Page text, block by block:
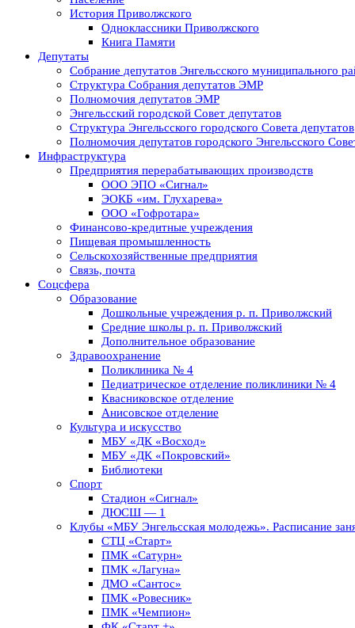
История Приволжского
Одноклассники Приволжского
Книга Памяти
Депутаты
Собрание депутатов Энгельсского муниципального
Структура Собрания депутатов ЭМР
Полномочия депутатов ЭМР
Энгельсский городской Совет депутатов
Структура Энгельсского городского Совета депутатов
Полномочия депутатов городского Энгельсского
Инфраструктура
Предприятия перерабатывающих производств
ООО ЭПО «Сигнал»
ЭОКБ «им. Глухарева»
ООО «Гофротара»
Финансово-кредитные учреждения
Пищевая промышленность
Сельскохозяйственные предприятия
Связь, почта
Соцсфера
Образование
Дошкольные учреждения р. п. Приволжский
Средние школы р. п. Приволжский
Дополнительное образование
Здравоохранение
Поликлиника № 4
Педиатрическое отделение поликлиники № 4
Квасниковское отделение
Анисовское отделение
Культура и искусство
МБУ «ДК «Восход»
МБУ «ДК «Покровский»
Библиотеки
Спорт
Стадион «Сигнал»
ДЮСШ — 1
Клубы «МБУ Энгельсская молодежь». Расписание
СТЦ «Старт»
ПМК «Сатурн»
ПМК «Лагуна»
ДМО «Сантос»
ПМК «Ровесник»
ПМК «Чемпион»